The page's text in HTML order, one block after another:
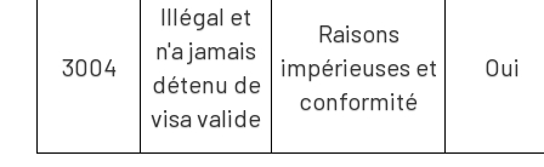
3004
Illégal et
n'a jamais
détenu de
visa valide
Raisons
impérieuses et
conformité
Oui